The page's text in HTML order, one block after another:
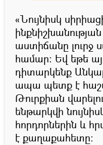
«Նույնիսկ
աստիճանը լուրջ
համար: Եվ եթե
դիտարկենք
ապա պետք է
Թուրքիան
ենթարկվի
հորդորներին և
է քաղաքահետը: